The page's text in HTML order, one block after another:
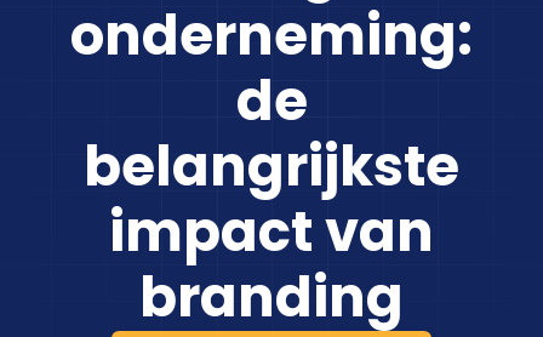
onderneming:
de
belangrijkste
impact van
branding